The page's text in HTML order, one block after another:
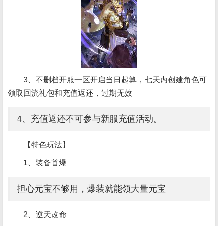
3、不删档开服一区开启当日起算，七天内创建角色可
领取回流礼包和充值返还，过期无效
4、充值返还不可参与新服充值活动。
【特色玩法】
1、装备首爆
担心元宝不够用，爆装就能领大量元宝
2、逆天改命